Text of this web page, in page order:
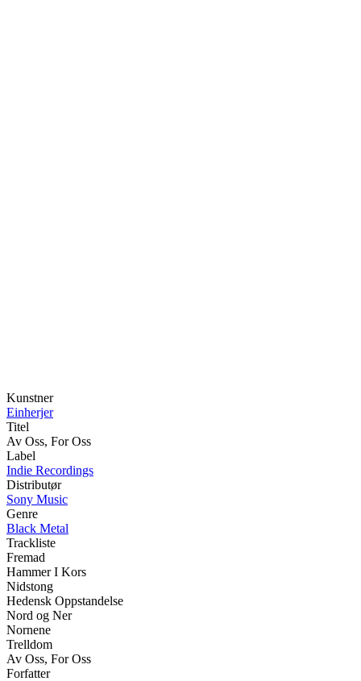
Kunstner
Einherjer
Titel
Av Oss, For Oss
Label
Indie Recordings
Distributør
Sony Music
Genre
Black Metal
Trackliste
Fremad
Hammer I Kors
Nidstong
Hedensk Oppstandelse
Nord og Ner
Nornene
Trelldom
Av Oss, For Oss
Forfatter